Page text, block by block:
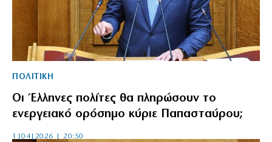
ΠΟΛΙΤΙΚΗ
Οι Έλληνες πολίτες θα πληρώσουν το
ενεργειακό ορόσημο κύριε Παπασταύρου;
1|04|2026 | 20:50